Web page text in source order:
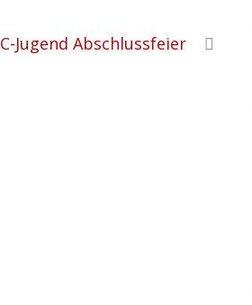
C-Jugend Abschlussfeier